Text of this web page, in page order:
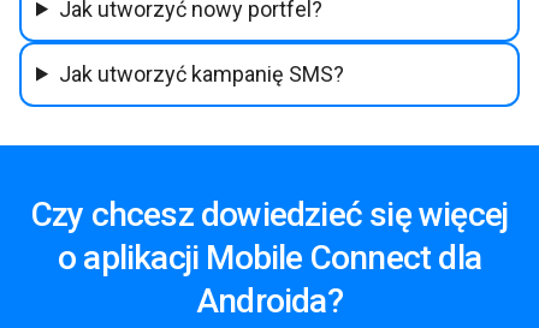
Jak utworzyć nowy portfel?
Jak utworzyć kampanię SMS?
Czy chcesz dowiedzieć się więcej
o aplikacji Mobile Connect dla
Androida?